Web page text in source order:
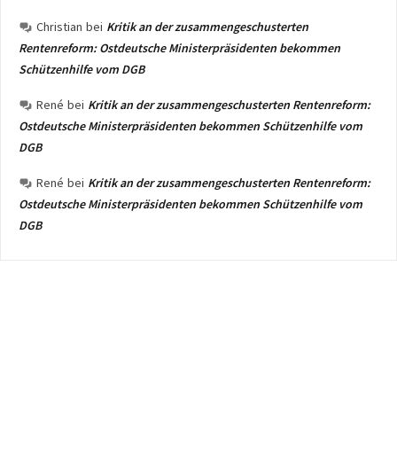
Christian bei Kritik an der zusammengeschusterten
Rentenreform: Ostdeutsche Ministerpräsidenten bekommen
Schützenhilfe vom DGB
René bei Kritik an der zusammengeschusterten Rentenreform:
Ostdeutsche Ministerpräsidenten bekommen Schützenhilfe vom
DGB
René bei Kritik an der zusammengeschusterten Rentenreform:
Ostdeutsche Ministerpräsidenten bekommen Schützenhilfe vom
DGB